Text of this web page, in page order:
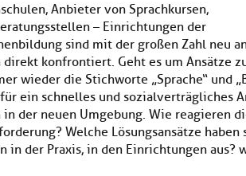
Anbieter von Sprachkursen,
– Einrichtungen der
sind mit der großen Zahl neu
direkt konfrontiert. Geht es um Ansätze
wieder die Stichworte „Sprache“ und
ein schnelles und sozialverträgliches
in der neuen Umgebung. Wie reagieren
Welche Lösungsansätze haben
der Praxis, in den Einrichtungen aus?